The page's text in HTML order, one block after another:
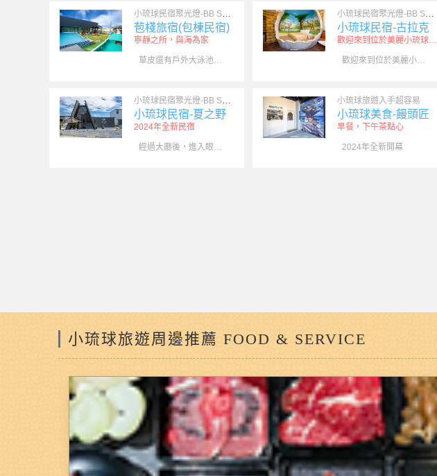
小琉球民宿聚光燈-BB Spotlight
苞棧旅宿(包棟民宿)
寧靜之所，與海為家
草皮還有戶外大泳池讓小孩能快樂玩水親子同樂的好地方。
小琉球民宿聚光燈-BB Spotlight
小琉球民宿-古拉克
歡迎來到位於美麗小琉球的童話
歡迎來到位於美麗小琉球的童話城堡民宿！我們的民宿以獨特的城堡
小琉球民宿聚光燈-BB Spotlight
小琉球民宿-夏之野
2024年全新民宿
經過大廳後，進入眼簾的是純白外觀 中央的休憩區，夜晚可吹涼風
小琉球旅遊入手超容易
小琉球美食-饅頭匠
早餐，下午茶點心
2024年全新開幕
訂房電話：0917379625
近碼頭，進小琉球鬧區，生活機能相當
方便
訂房電話：0933606813 顏小姐
有多久沒有抬頭仰望藍天...有多久沒有
聆聽海的聲音
小琉球旅遊周邊推薦 FOOD & SERVICE